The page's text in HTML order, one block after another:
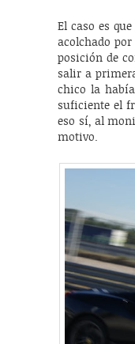
El caso es
acolchado
posición de
salir a
chico la
suficiente el
eso sí, al
motivo.